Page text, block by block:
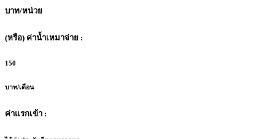
บาท/หน่วย
(หรือ) ค่าน้ำเหมาจ่าย :
150
บาท/เดือน
ค่าแรกเข้า :